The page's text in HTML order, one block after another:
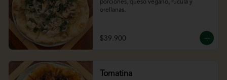
porciones, queso vegano, rúcula y
orellanas.
$39.900
Tomatina